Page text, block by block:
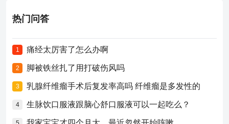
热门问答
1 痛经太厉害了怎么办啊
2 脚被铁丝扎了用打破伤风吗
3 乳腺纤维瘤手术后复发率高吗 纤维瘤是多发性的
4 生脉饮口服液跟脑心舒口服液可以一起吃么？